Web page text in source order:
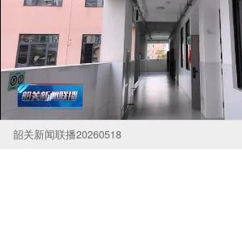
韶关新闻联播20260518